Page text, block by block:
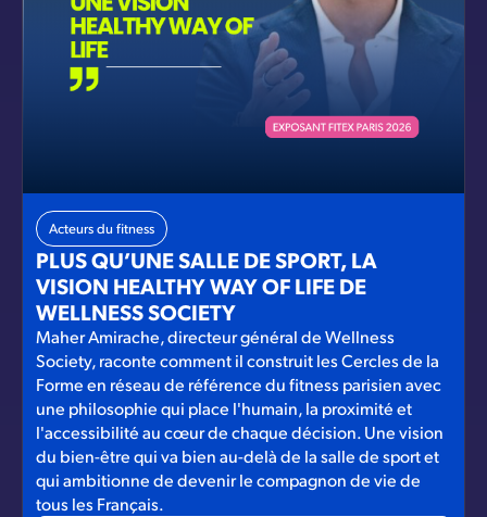
Acteurs du fitness
PLUS QU’UNE SALLE DE SPORT, LA
VISION HEALTHY WAY OF LIFE DE
WELLNESS SOCIETY
Maher Amirache, directeur général de Wellness
Society, raconte comment il construit les Cercles de la
Forme en réseau de référence du fitness parisien avec
une philosophie qui place l'humain, la proximité et
l'accessibilité au cœur de chaque décision. Une vision
du bien-être qui va bien au-delà de la salle de sport et
qui ambitionne de devenir le compagnon de vie de
tous les Français.